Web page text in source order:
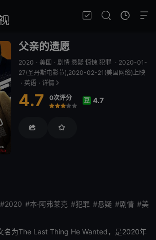
父亲的遗愿
2020 · 美国 · 剧情 悬疑 惊悚 犯罪 · 2020-01-
27(圣丹斯电影节),2020-02-21(美国网络)上映
· 英语 · 详情
4.7 0次评分
很差
较差还行推荐力荐
豆 4.7
#2020 #本·阿弗莱克 #犯罪 #悬疑 #剧情 #美
名为The Last Thing He Wanted，是2020年